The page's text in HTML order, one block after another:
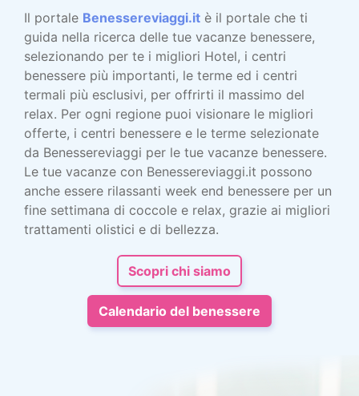
Il portale Benessereviaggi.it è il portale che ti
guida nella ricerca delle tue vacanze benessere,
selezionando per te i migliori Hotel, i centri
benessere più importanti, le terme ed i centri
termali più esclusivi, per offrirti il massimo del
relax. Per ogni regione puoi visionare le migliori
offerte, i centri benessere e le terme selezionate
da Benessereviaggi per le tue vacanze benessere.
Le tue vacanze con Benessereviaggi.it possono
anche essere rilassanti week end benessere per un
fine settimana di coccole e relax, grazie ai migliori
trattamenti olistici e di bellezza.
Scopri chi siamo
Calendario del benessere